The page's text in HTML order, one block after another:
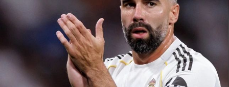
Kulturë
Ekonomi